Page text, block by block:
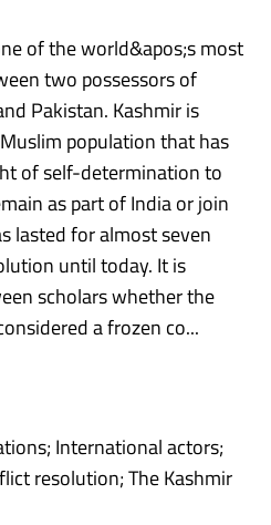
of the world&apos;s most
two possessors of
Pakistan. Kashmir is
population that has
of self-determination to
as part of India or join
lasted for almost seven
until today. It is
scholars whether the
a frozen co...
International actors;
resolution; The Kashmir